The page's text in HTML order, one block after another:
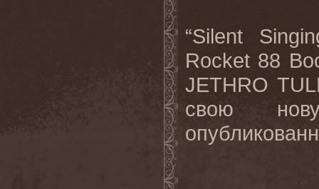
“Silent
Rocket 88
JETHRO
свою